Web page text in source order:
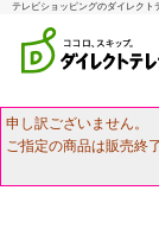
テレビショッピングのダイレクト
申し訳ございません。
ご指定の商品は販売終